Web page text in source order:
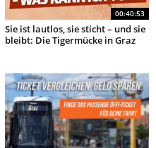
00:40:53
Sie ist lautlos, sie sticht – und sie
bleibt: Die Tigermücke in Graz